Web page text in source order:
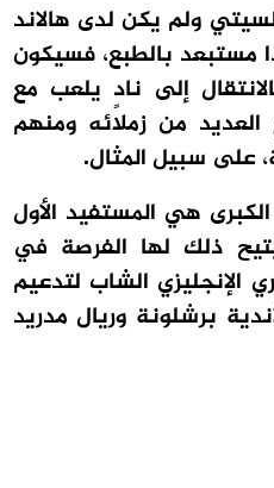
ولم يكن لدى هالاند
مستبعد بالطبع، فسيكون
إلى نادٍ يلعب مع
العديد من زملائه ومنهم
على سبيل المثال.
هي المستفيد الأول
ذلك لها الفرصة في
الإنجليزي الشاب لتدعيم
برشلونة وريال مدريد